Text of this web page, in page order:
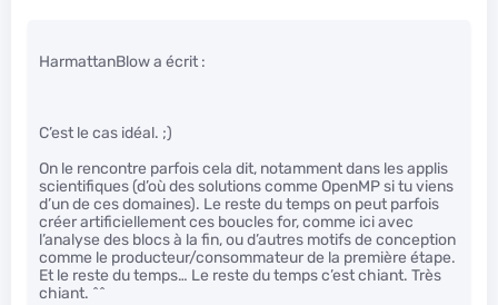
HarmattanBlow a écrit :
C’est le cas idéal. ;)
On le rencontre parfois cela dit, notamment dans les applis
scientifiques (d’où des solutions comme OpenMP si tu viens
d’un de ces domaines). Le reste du temps on peut parfois
créer artificiellement ces boucles for, comme ici avec
l’analyse des blocs à la fin, ou d’autres motifs de conception
comme le producteur/consommateur de la première étape.
Et le reste du temps… Le reste du temps c’est chiant. Très
chiant. ^^